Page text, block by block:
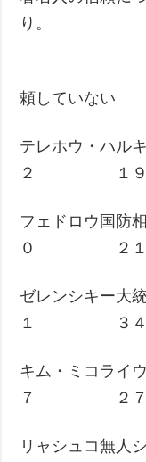
り。
信頼
頼していない
テレホウ・
２ １９
フェドロ
０ ２１
ゼレンシ
１ ３４
キム・ミコラ
７ ２７
リャシュコ無人